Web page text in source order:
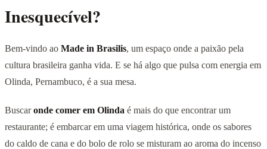
Inesquecível?
Bem-vindo ao Made in Brasilis, um espaço onde a paixão pela
cultura brasileira ganha vida. E se há algo que pulsa com energia em
Olinda, Pernambuco, é a sua mesa.
Buscaronde comer em Olinda é mais do que encontrar um
restaurante; é embarcar em uma viagem histórica, onde os sabores
do caldo de cana e do bolo de rolo se misturam ao aroma do incenso